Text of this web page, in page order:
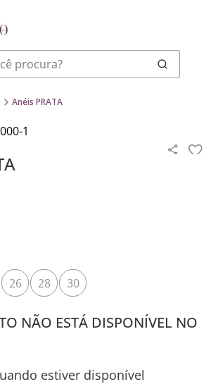
procura?
Anéis PRATA
26 28 30
NÃO ESTÁ DISPONÍVEL NO
estiver disponível